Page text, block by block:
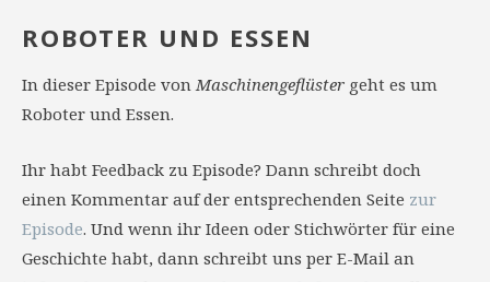
ROBOTER UND ESSEN
In dieser Episode vonMaschinengeflüster geht es um
Roboter und Essen.
Ihr habt Feedback zu Episode? Dann schreibt doch
einen Kommentar auf der entsprechenden Seite zur
Episode. Und wenn ihr Ideen oder Stichwörter für eine
Geschichte habt, dann schreibt uns per E-Mail an